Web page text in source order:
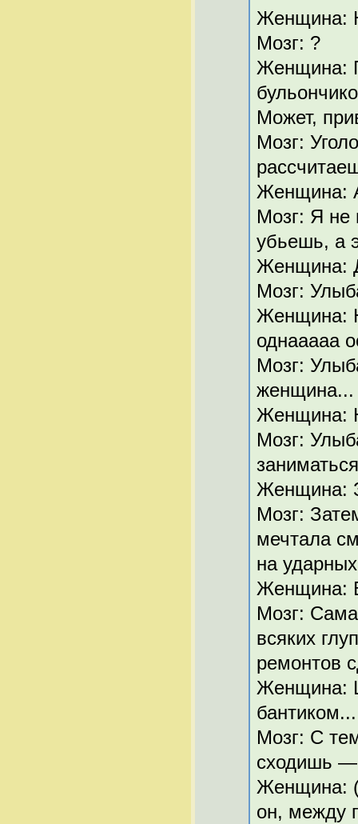
Женщина:
Мозг: ?
Женщина:
Может,
Мозг:
Женщина:
Мозг: Я не
убьешь, а
Женщина:
Мозг:
Женщина:
однааааа
Мозг:
женщина...
Женщина:
Мозг:
Женщина:
Мозг:
мечтала
на
Женщина:
Мозг:
всяких
ремонтов
Женщина:
Мозг: С
сходишь —
Женщина:
он, между